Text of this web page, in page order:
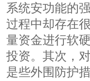
系统安功能的
过程中却存在
量资金进行软
投资。其次，
是些外围防护